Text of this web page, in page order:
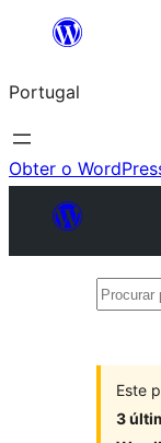
Saltar
o
conteúdo
Portugal
Obter o
Este
3